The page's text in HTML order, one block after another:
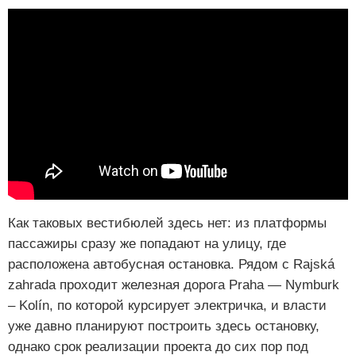
Как таковых вестибюлей здесь нет: из платформы
пассажиры сразу же попадают на улицу, где
расположена автобусная остановка. Рядом с Rajská
zahrada проходит железная дорога Praha — Nymburk
– Kolín, по которой курсирует электричка, и власти
уже давно планируют построить здесь остановку,
однако срок реализации проекта до сих пор под